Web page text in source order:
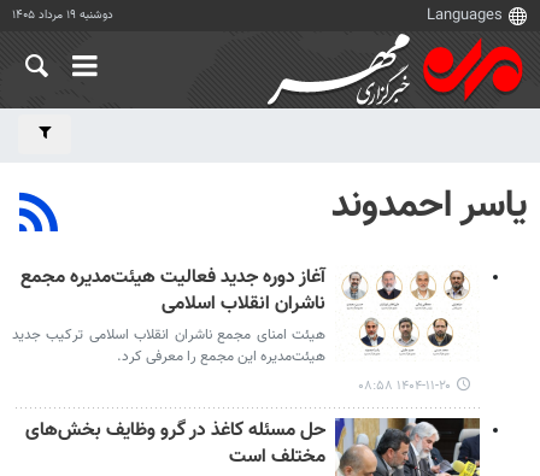
دوشنبه ۱۹ مرداد ۱۴۰۵
یاسر احمدوند
آغاز دوره جدید فعالیت هیئت‌مدیره مجمع
ناشران انقلاب اسلامی
هیئت امنای مجمع ناشران انقلاب اسلامی ترکیب جدید
هیئت‌مدیره این مجمع را معرفی کرد.
۱۴۰۴-۱۱-۲۰ ۰۸:۵۸
حل مسئله کاغذ در گرو وظایف بخش‌های
مختلف است